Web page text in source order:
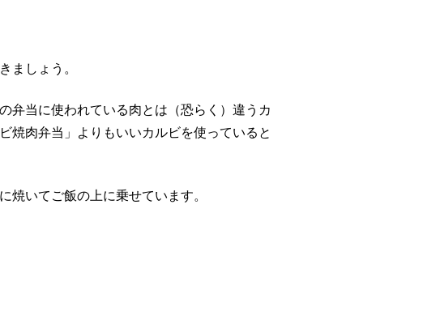
ましょう。
弁当に使われている肉とは（恐らく）違うカ
焼肉弁当」よりもいいカルビを使っていると
焼いてご飯の上に乗せています。